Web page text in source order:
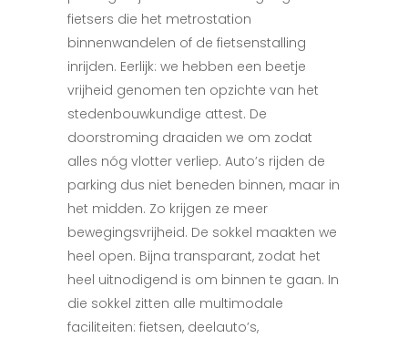
fietsers die het metrostation
binnenwandelen of de fietsenstalling
inrijden. Eerlijk: we hebben een beetje
vrijheid genomen ten opzichte van het
stedenbouwkundige attest. De
doorstroming draaiden we om zodat
alles nóg vlotter verliep. Auto’s rijden de
parking dus niet beneden binnen, maar in
het midden. Zo krijgen ze meer
bewegingsvrijheid. De sokkel maakten we
heel open. Bijna transparant, zodat het
heel uitnodigend is om binnen te gaan. In
die sokkel zitten alle multimodale
faciliteiten: fietsen, deelauto’s,